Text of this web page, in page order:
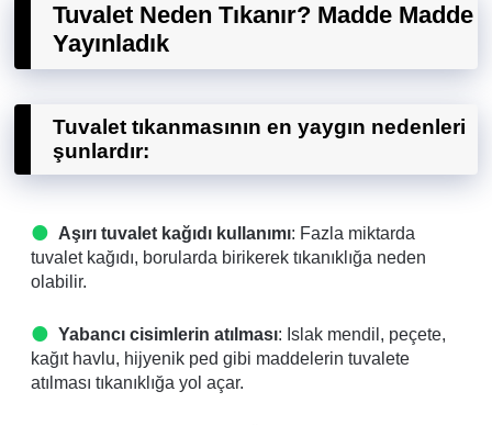
Tuvalet Neden Tıkanır? Madde Madde
Yayınladık
Tuvalet tıkanmasının en yaygın nedenleri
şunlardır:
Aşırı tuvalet kağıdı kullanımı: Fazla miktarda
tuvalet kağıdı, borularda birikerek tıkanıklığa neden
olabilir.
Yabancı cisimlerin atılması: Islak mendil, peçete,
kağıt havlu, hijyenik ped gibi maddelerin tuvalete
atılması tıkanıklığa yol açar.